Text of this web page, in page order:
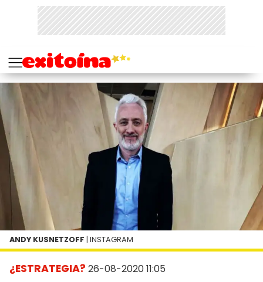
¿ESTRATEGIA? 26-08-2020 11:05
ANDY KUSNETZOFF | INSTAGRAM